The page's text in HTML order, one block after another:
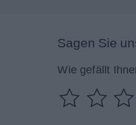
Sagen Sie
Wie gefällt